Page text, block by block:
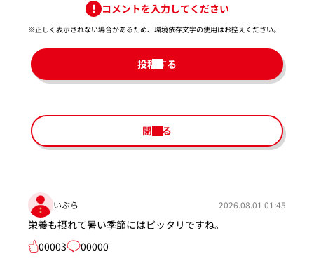
コメントを入力してください
※正しく表示されない場合があるため、環境依存文字の使用はお控えください。​
投稿する
閉じる
いぶら 2026.08.01 01:45
栄養も摂れて暑い季節にはピッタリですね。
00003
00000